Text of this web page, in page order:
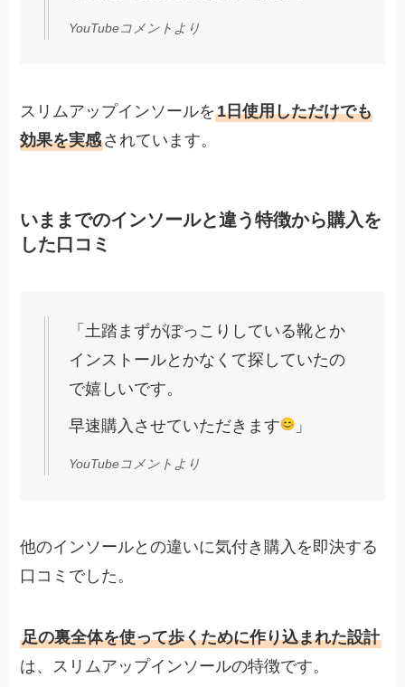
YouTubeコメントより
スリムアップインソールを1日使用しただけでも
効果を実感されています。
いままでのインソールと違う特徴から購入を
した口コミ
「土踏まずがぽっこりしている靴とか
インストールとかなくて探していたの
で嬉しいです。
早速購入させていただきます 」
YouTubeコメントより
他のインソールとの違いに気付き購入を即決する
口コミでした。
足の裏全体を使って歩くために作り込まれた設計
は、スリムアップインソールの特徴です。